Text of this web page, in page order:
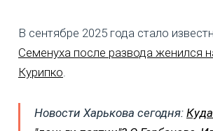
В сентябре 2025 года стало
Семенуха после развода женился
Курипко.
Новости Харькова сегодня: